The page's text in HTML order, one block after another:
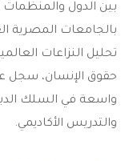
بين الدول والمنظمات
بالجامعات المصرية
تحليل النزاعات
حقوق الإنسان، سجل
واسعة في السلك
والتدريس الأكاديمي.